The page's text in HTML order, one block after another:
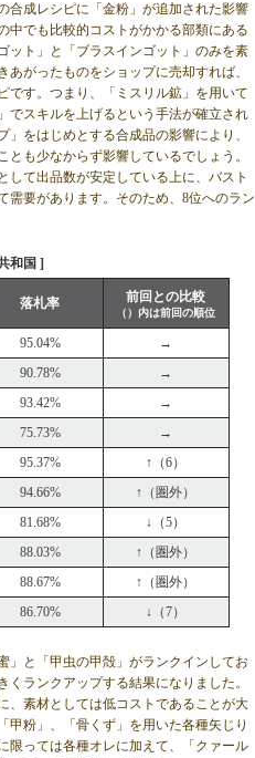
合成レシピに「金粉」が追加された影響
中でも比較的コストがかかる部類にある
ット」と「ブラスインゴット」のみを素
がったものをショップに売却すれば、
です。つまり、「ミスリル鉱」を用いて
でスキルを上げるという手法が確立され
をはじめとする合成品の影響により、
も少なからず影響しているでしょう。
して出品数が安定している上に、バスト
需要があります。そのため、8位へのラン
和国 ]
落札率 前回との比較
（）内は前回の順位
95.04%
→
90.78%
→
93.42%
→
75.73%
→
95.37%
↑（6）
94.66%
↑（圏外）
81.68%
↓（5）
88.03%
↑（圏外）
88.67%
↑（圏外）
86.70% ↓（7）
」と「甲虫の甲殻」がランクインしてお
ランクアップする結果になりました。
、素材としては低コストであることが大
甲粉」、「骨くず」を用いた各種矢じり
限っては各種オレに加えて、「クァール